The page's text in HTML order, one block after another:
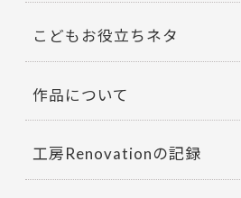
こどもお役立ちネタ
作品について
工房Renovationの記録